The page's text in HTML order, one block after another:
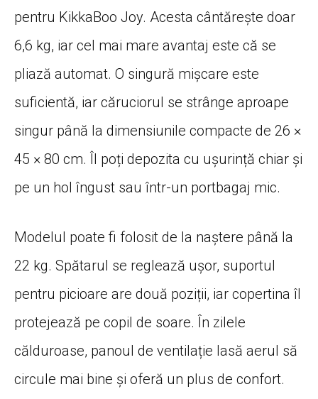
pentru KikkaBoo Joy. Acesta cântărește doar
6,6 kg, iar cel mai mare avantaj este că se
pliază automat. O singură mișcare este
suficientă, iar căruciorul se strânge aproape
singur până la dimensiunile compacte de 26 ×
45 × 80 cm. Îl poți depozita cu ușurință chiar și
pe un hol îngust sau într-un portbagaj mic.
Modelul poate fi folosit de la naștere până la
22 kg. Spătarul se reglează ușor, suportul
pentru picioare are două poziții, iar copertina îl
protejează pe copil de soare. În zilele
călduroase, panoul de ventilație lasă aerul să
circule mai bine și oferă un plus de confort.